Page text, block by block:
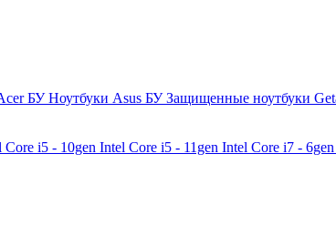
БУНоутбуки Asus БУЗащищенные ноутбуки
Core i5 - 10gen Intel Core i5 - 11gen Intel Core i7 - 6gen